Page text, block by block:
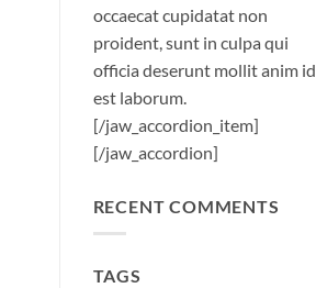
occaecat cupidatat non
proident, sunt in culpa qui
officia deserunt mollit anim id
est laborum.
[/jaw_accordion_item]
[/jaw_accordion]
RECENT COMMENTS
TAGS